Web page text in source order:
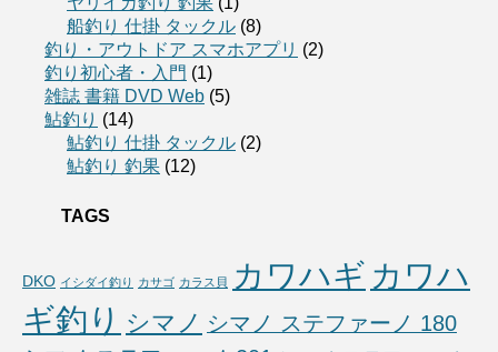
船釣り 仕掛 タックル (8)
釣り・アウトドア スマホアプリ (2)
釣り初心者・入門 (1)
雑誌 書籍 DVD Web (5)
鮎釣り (14)
鮎釣り 仕掛 タックル (2)
鮎釣り 釣果 (12)
TAGS
DKO イシダイ釣り カサゴ カラス貝 カワハギ カワハ
ギ釣り シマノ シマノ ステファーノ 180